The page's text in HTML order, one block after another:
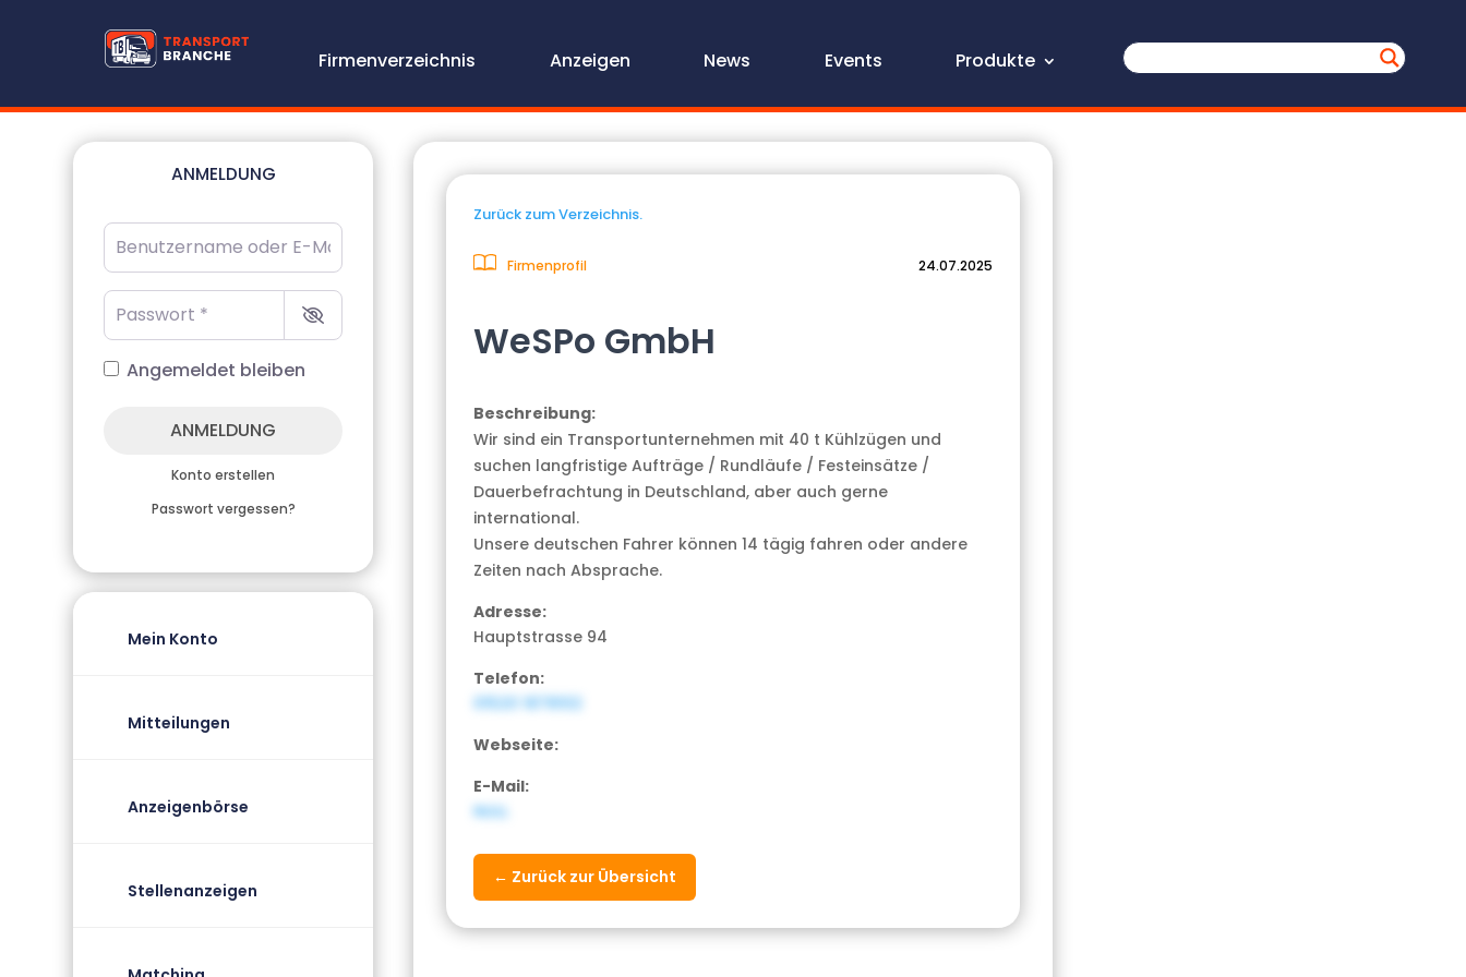
Firmenverzeichnis Anzeigen News Events Produkte
ANMELDUNG
Benutzername oder E-Mail-Adresse
Passwort
Angemeldet bleiben
ANMELDUNG
Konto erstellen
Passwort vergessen?
Mein Konto
Mitteilungen
Anzeigenbörse
Stellenanzeigen
Zurück zum Verzeichnis.
Firmenprofil 24.07.2025
WeSPo GmbH
Beschreibung:
Wir sind ein Transportunternehmen mit 40 t Kühlzügen und
suchen langfristige Aufträge / Rundläufe / Festeinsätze /
Dauerbefrachtung in Deutschland, aber auch gerne
international.
Unsere deutschen Fahrer können 14 tägig fahren oder andere
Zeiten nach Absprache.
Adresse:
Hauptstrasse 94
Telefon:
01520 1878102
Webseite:
E-Mail:
NULL
← Zurück zur Übersicht